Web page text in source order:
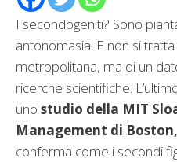
I secondogeniti? Sono
antonomasia. E non si
metropolitana, ma di un
ricerche scientifiche.
uno studio della MIT
Management di Boston,
conferma come i secondi